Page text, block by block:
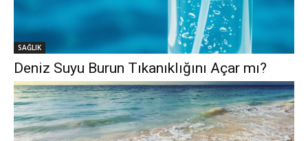
SAĞLIK
Deniz Suyu Burun Tıkanıklığını Açar mı?